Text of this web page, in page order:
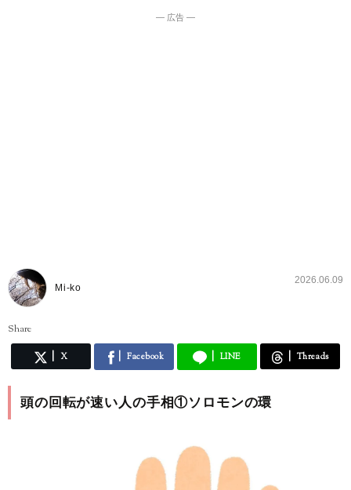
― 広告 ―
Mi-ko
2026.06.09
Share
X Facebook LINE Threads
頭の回転が速い人の手相①ソロモンの環